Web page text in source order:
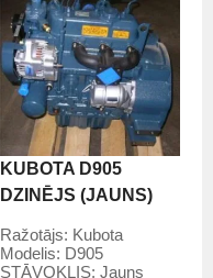
KUBOTA D905
DZINĒJS (JAUNS)
Ražotājs: Kubota
Modelis: D905
STĀVOKLIS:Jauns